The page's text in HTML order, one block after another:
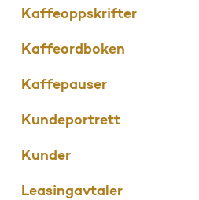
Kaffeoppskrifter
Kaffeordboken
Kaffepauser
Kundeportrett
Kunder
Leasingavtaler